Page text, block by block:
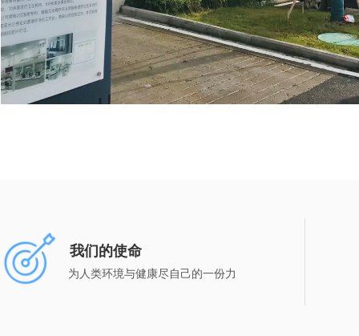
我们的使命
为人类环境与健康尽自己的一份力